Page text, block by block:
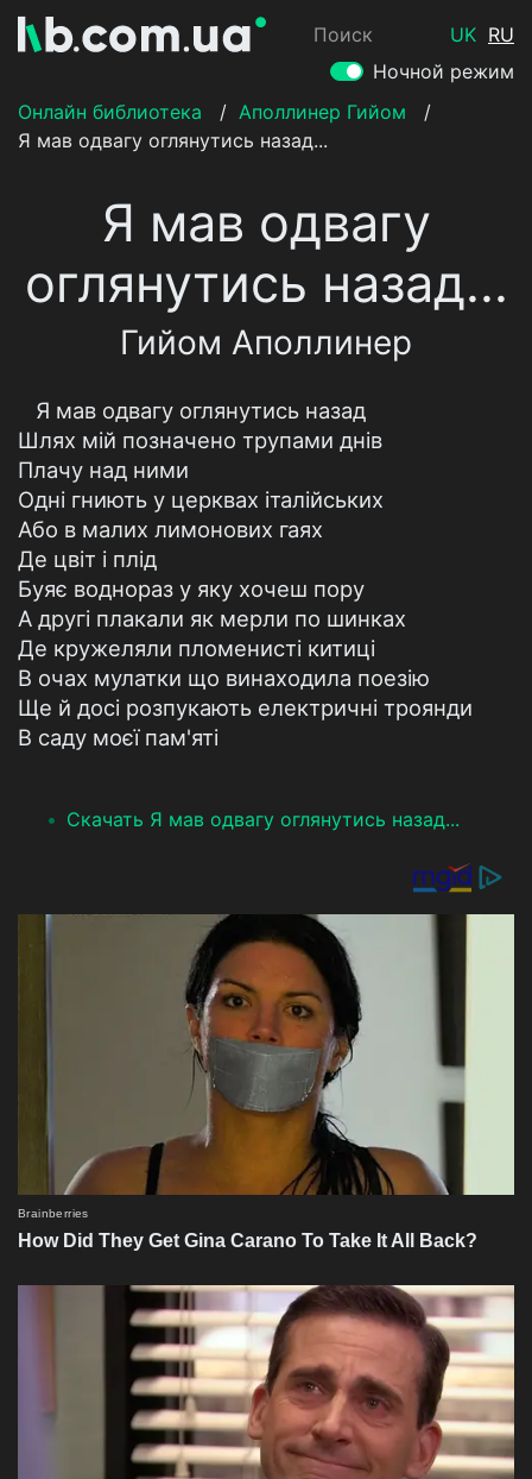
Поиск UK RU
Ночной режим
Онлайн библиотека
/ Аполлинер Гийом
/
Я мав одвагу оглянутись назад...
Я мав одвагу
оглянутись назад...
Гийом Аполлинер
Я мав одвагу оглянутись назад
Шлях мій позначено трупами днів
Плачу над ними
Одні гниють у церквах італійських
Або в малих лимонових гаях
Де цвіт і плід
Буяє воднораз у яку хочеш пору
А другі плакали як мерли по шинках
Де кружеляли пломенисті китиці
В очах мулатки що винаходила поезію
Ще й досі розпукають електричні троянди
В саду моєї пам'яті
Скачать Я мав одвагу оглянутись назад...